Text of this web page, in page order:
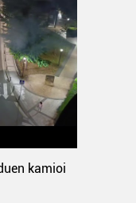
kamioi